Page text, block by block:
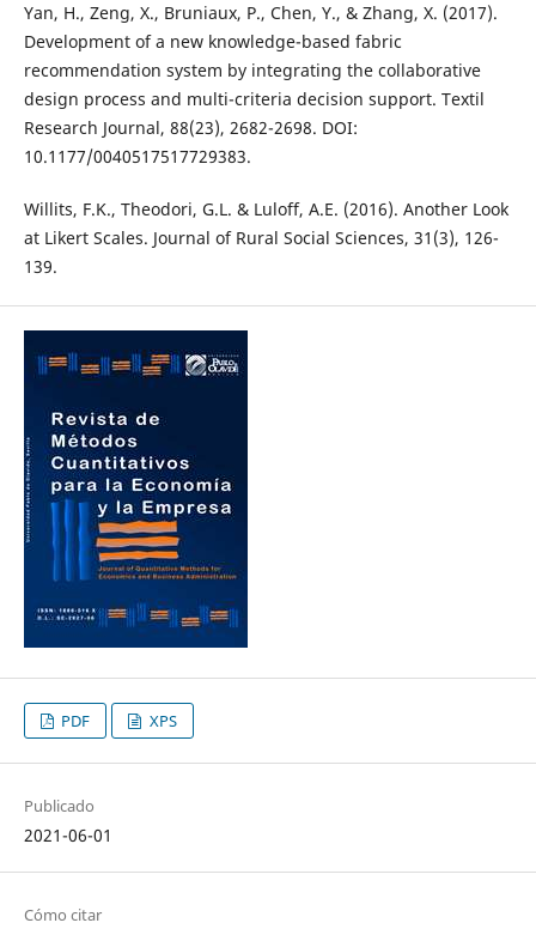
Yan, H., Zeng, X., Bruniaux, P., Chen, Y., & Zhang, X. (2017).
Development of a new knowledge-based fabric
recommendation system by integrating the collaborative
design process and multi-criteria decision support. Textil
Research Journal, 88(23), 2682-2698. DOI:
10.1177/0040517517729383.
Willits, F.K., Theodori, G.L. & Luloff, A.E. (2016). Another Look
at Likert Scales. Journal of Rural Social Sciences, 31(3), 126-
139.
PDF XPS
Publicado
2021-06-01
Cómo citar